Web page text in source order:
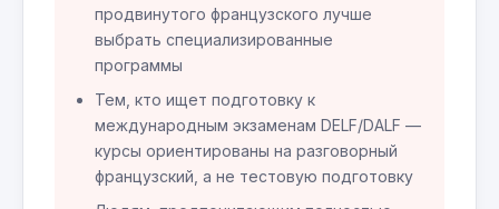
продвинутого французского лучше
выбрать специализированные
программы
Тем, кто ищет подготовку к
международным экзаменам DELF/DALF —
курсы ориентированы на разговорный
французский, а не тестовую подготовку